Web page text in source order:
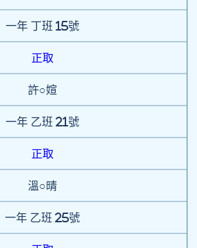
一年 丁班 15號
正取
許○媗
一年 乙班 21號
正取
溫○晴
一年 乙班 25號